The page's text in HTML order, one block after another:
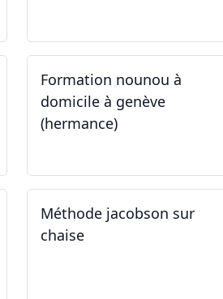
Formation nounou à
domicile à genève
(hermance)
Méthode jacobson sur
chaise